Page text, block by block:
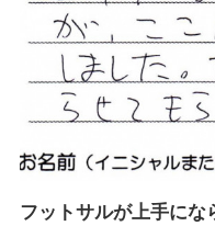
フットサルが上手にな